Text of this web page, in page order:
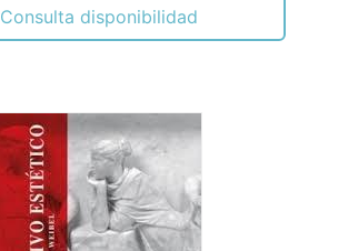
Consulta disponibilidad